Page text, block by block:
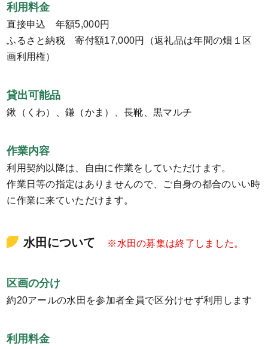
利用料金
直接申込 年額5,000円
ふるさと納税 寄付額17,000円（返礼品は年間の畑１区
画利用権）
貸出可能品
鍬（くわ）、鎌（かま）、長靴、黒マルチ
作業内容
利用契約以降は、自由に作業をしていただけます。
作業日等の指定はありませんので、ご自身の都合のいい時
に作業に来ていただけます。
水田について ※水田の募集は終了しました。
区画の分け
約20アールの水田を参加者全員で区分けせず利用します
利用料金